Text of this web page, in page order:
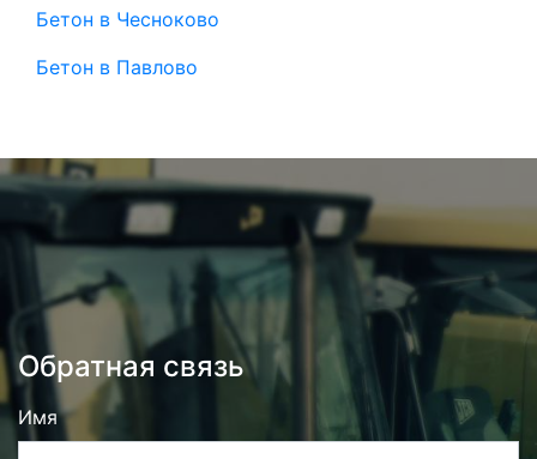
Бетон в Чесноково
Бетон в Павлово
Обратная связь
Имя